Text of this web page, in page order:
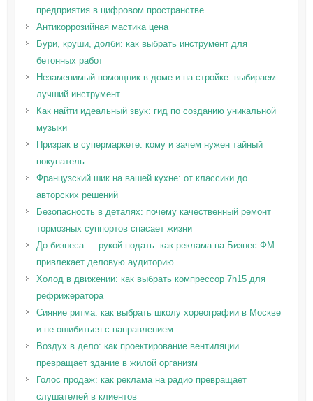
предприятия в цифровом пространстве
Антикоррозийная мастика цена
Бури, круши, долби: как выбрать инструмент для
бетонных работ
Незаменимый помощник в доме и на стройке: выбираем
лучший инструмент
Как найти идеальный звук: гид по созданию уникальной
музыки
Призрак в супермаркете: кому и зачем нужен тайный
покупатель
Французский шик на вашей кухне: от классики до
авторских решений
Безопасность в деталях: почему качественный ремонт
тормозных суппортов спасает жизни
До бизнеса — рукой подать: как реклама на Бизнес ФМ
привлекает деловую аудиторию
Холод в движении: как выбрать компрессор 7h15 для
рефрижератора
Сияние ритма: как выбрать школу хореографии в Москве
и не ошибиться с направлением
Воздух в дело: как проектирование вентиляции
превращает здание в жилой организм
Голос продаж: как реклама на радио превращает
слушателей в клиентов